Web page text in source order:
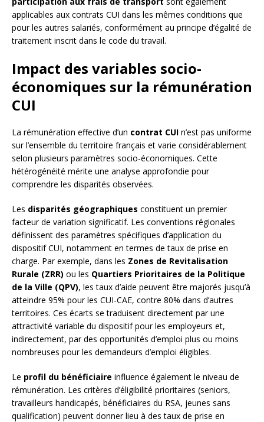
applicables aux contrats CUI dans les mêmes conditions que
pour les autres salariés, conformément au principe d’égalité de
traitement inscrit dans le code du travail.
Impact des variables socio-
économiques sur la rémunération
CUI
La rémunération effective d’un contrat CUI n’est pas uniforme
sur l’ensemble du territoire français et varie considérablement
selon plusieurs paramètres socio-économiques. Cette
hétérogénéité mérite une analyse approfondie pour
comprendre les disparités observées.
Les disparités géographiques constituent un premier
facteur de variation significatif. Les conventions régionales
définissent des paramètres spécifiques d’application du
dispositif CUI, notamment en termes de taux de prise en
charge. Par exemple, dans les Zones de Revitalisation
Rurale (ZRR) ou les Quartiers Prioritaires de la Politique
de la Ville (QPV), les taux d’aide peuvent être majorés jusqu’à
atteindre 95% pour les CUI-CAE, contre 80% dans d’autres
territoires. Ces écarts se traduisent directement par une
attractivité variable du dispositif pour les employeurs et,
indirectement, par des opportunités d’emploi plus ou moins
nombreuses pour les demandeurs d’emploi éligibles.
Le profil du bénéficiaire influence également le niveau de
rémunération. Les critères d’éligibilité prioritaires (seniors,
travailleurs handicapés, bénéficiaires du RSA, jeunes sans
qualification) peuvent donner lieu à des taux de prise en